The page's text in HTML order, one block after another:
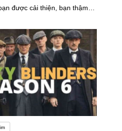
được cải thiện, bạn thậm
tìm được công việc tốt
mất đi năng lượng của bản
việc học tập